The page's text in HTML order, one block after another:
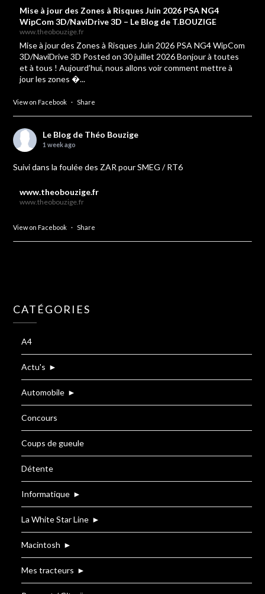
Mise à jour des Zones à Risques Juin 2026 PSA NG4
WipCom 3D/NaviDrive 3D – Le Blog de T.BOUZIGE
www.theobouzige.fr
Mise à jour des Zones à Risques Juin 2026 PSA NG4 WipCom
3D/NaviDrive 3D Posted on 30 juillet 2026 Bonjour à toutes
et à tous ! Aujourd’hui, nous allons voir comment mettre à
jour les zones �...
View on Facebook · Share
Le Blog de Théo Bouzige
1 week ago
Suivi dans la foulée des ZAR pour SMEG / RT6
www.theobouzige.fr
www.theobouzige.fr
View on Facebook · Share
CATÉGORIES
A4
Actu's ►
Automobile ►
Concours
Coups de gueule
Détente
Informatique ►
La White Star Line ►
Macintosh ►
Mes tracteurs ►